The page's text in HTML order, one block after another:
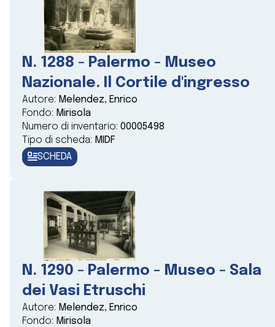
N. 1288 - Palermo - Museo
Nazionale. Il Cortile d'ingresso
Autore: Melendez, Enrico
Fondo: Mirisola
Numero di inventario: 00005498
Tipo di scheda: MIDF
SCHEDA
N. 1290 - Palermo - Museo - Sala
dei Vasi Etruschi
Autore: Melendez, Enrico
Fondo: Mirisola